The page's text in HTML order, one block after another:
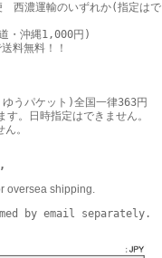
西濃運輸のいずれか(指定はで
・沖縄1,000円)
料無料！！
うパケット)全国一律363円
。日時指定はできません。
。
oversea shipping.
by email separately.